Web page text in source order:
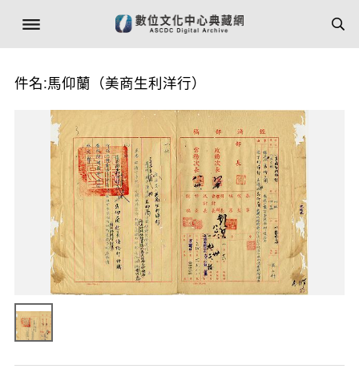
件名:馬仰蘭（美商生利洋行）